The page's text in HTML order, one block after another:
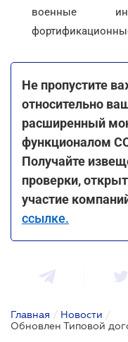
военные
Не пропустите
относительно
расширенный
функционалом
Получайте
проверки,
участие
ссылке.
Главная / Новости /
Обновлен Типовой